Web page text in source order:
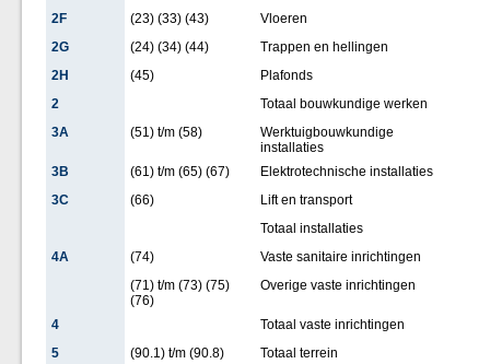
2F
(23) (33) (43)
Vloeren
2G
(24) (34) (44)
Trappen en hellingen
2H
(45)
Plafonds
2
Totaal bouwkundige werken
3A
(51) t/m (58)
Werktuigbouwkundige
installaties
3B
(61) t/m (65) (67)
Elektrotechnische installaties
3C
(66)
Lift en transport
Totaal installaties
4A
(74)
Vaste sanitaire inrichtingen
(71) t/m (73) (75)
(76)
Overige vaste inrichtingen
4
Totaal vaste inrichtingen
5
(90.1) t/m (90.8)
Totaal terrein